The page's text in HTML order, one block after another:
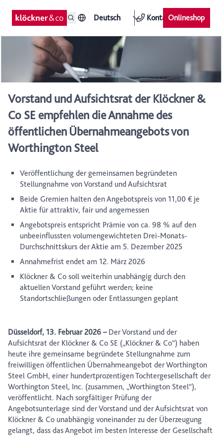
Deutsch KontaktOnlineshop
Vorstand und Aufsichtsrat der Klöckner &
Co SE empfehlen die Annahme des
öffentlichen Übernahmeangebots von
Worthington Steel
Veröffentlichung der gemeinsamen begründeten
Stellungnahme von Vorstand und Aufsichtsrat
Beide Gremien halten den Angebotspreis von 11,00 € je
Aktie für attraktiv, fair und angemessen
Angebotspreis entspricht Prämie von ca. 98 % auf den
unbeeinflussten volumengewichteten Drei-Monats-
Durchschnittskurs der Aktie am 5. Dezember 2025
Annahmefrist endet am 12. März 2026
Klöckner & Co soll weiterhin unabhängig durch den
aktuellen Vorstand geführt werden; keine
Standortschließungen oder Entlassungen geplant
Düsseldorf, 13. Februar 2026 – Der Vorstand und der
Aufsichtsrat der Klöckner & Co SE („Klöckner & Co“) haben
heute ihre gemeinsame begründete Stellungnahme zum
freiwilligen öffentlichen Übernahmeangebot der Worthington
Steel GmbH, einer hundertprozentigen Tochtergesellschaft der
Worthington Steel, Inc. (zusammen, „Worthington Steel“),
veröffentlicht. Nach sorgfältiger Prüfung der
Angebotsunterlage sind der Vorstand und der Aufsichtsrat von
Klöckner & Co unabhängig voneinander zu der Überzeugung
gelangt, dass das Angebot im besten Interesse der Gesellschaft